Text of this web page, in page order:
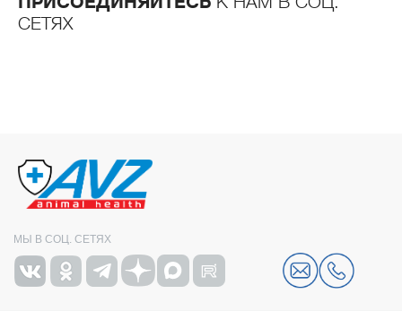
СЕТЯХ
МЫ В СОЦ. СЕТЯХ